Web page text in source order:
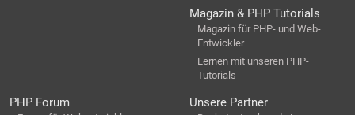
Magazin & PHP Tutorials
Magazin für PHP- und Web-
Entwickler
Lernen mit unseren PHP-
Tutorials
PHP Forum Unsere Partner